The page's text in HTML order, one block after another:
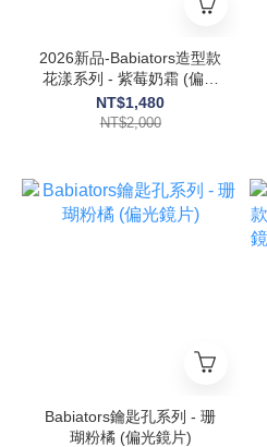
2026新品-Babiators造型款
花漾系列 - 紫莓奶霜 (偏光
鏡片)
NT$1,480
NT$2,000
Babiators鑰匙孔系列 - 珊
瑚粉橘 (偏光鏡片)